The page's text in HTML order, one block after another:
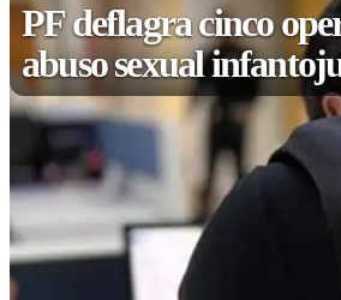
PF deflagra cinco
abuso sexual